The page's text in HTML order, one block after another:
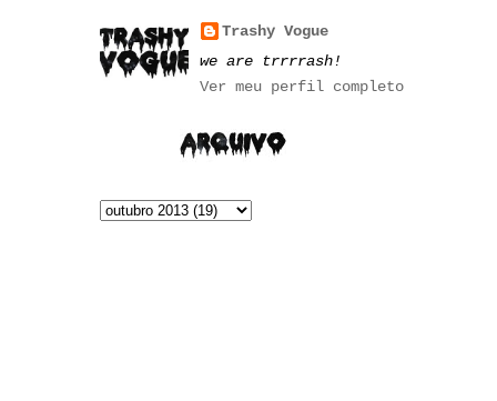
Trashy Vogue
we are trrrrash!
Ver meu perfil completo